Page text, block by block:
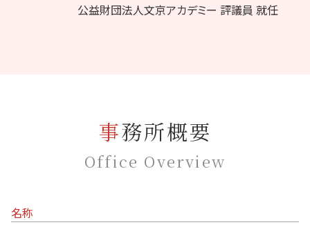
公益財団法人文京アカデミー 評議員 就任
事務所概要
Office Overview
名称